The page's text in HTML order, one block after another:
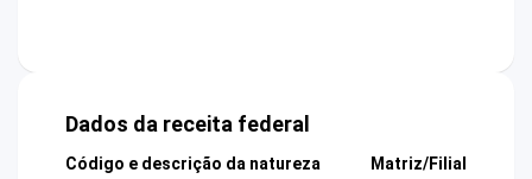
Dados da receita federal
Código e descrição da natureza
Matriz/Filial